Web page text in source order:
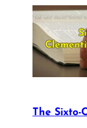
The Sixto-